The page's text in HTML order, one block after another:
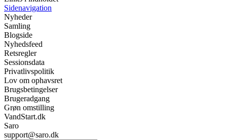
Sidenavigation
Nyheder
Samling
Blogside
Nyhedsfeed
Retsregler
Sessionsdata
Privatlivspolitik
Lov om ophavsret
Brugsbetingelser
Brugeradgang
Grøn omstilling
VandStart.dk
Saro
support@saro.dk